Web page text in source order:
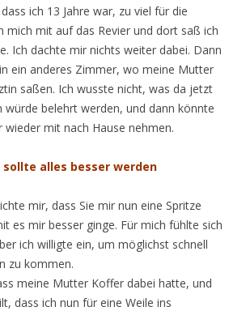
ich 13 Jahre war, zu viel für die
mich mit auf das Revier und dort saß ich
Ich dachte mir nichts weiter dabei. Dann
ein anderes Zimmer, wo meine Mutter
saßen. Ich wusste nicht, was da jetzt
würde belehrt werden, und dann könnte
mit nach Hause nehmen.
alles besser werden
mir, dass Sie mir nun eine Spritze
es mir besser ginge. Für mich fühlte sich
ich willigte ein, um möglichst schnell
zu kommen.
meine Mutter Koffer dabei hatte, und
dass ich nun für eine Weile ins